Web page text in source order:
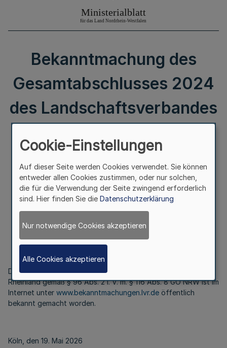
Bekanntmachung des
Gesamtabschlusses 2024
des Landschaftsverbandes
gemäß § 96 Abs. 2 i. V. m.
§ 116 Abs. 8 GO NRW
Der Gesamtabschluss 2024 des Landschaftsverbandes
Rheinland gemäß § 96 Abs. 2 i. V. m. § 116 Abs. 8 GO NRW ist im
Internet unter www.bekanntmachungen.lvr.de öffentlich
bekannt gemacht worden.
Köln, den 19. Mai 2026
Cookie-Einstellungen
Auf dieser Seite werden Cookies verwendet. Sie können
entweder allen Cookies zustimmen, oder nur solchen,
die für die Verwendung der Seite zwingend erforderlich
sind. Hier finden Sie die Datenschutzerklärung
Nur notwendige Cookies akzeptieren
Alle Cookies akzeptieren